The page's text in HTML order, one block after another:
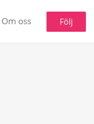
Om oss Följ